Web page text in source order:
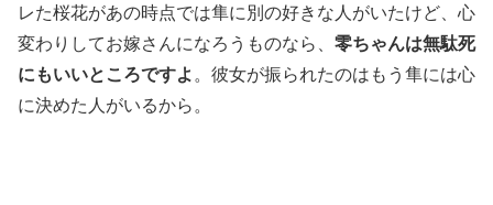
レた桜花があの時点では隼に別の好きな人がいたけど、心
変わりしてお嫁さんになろうものなら、 零ちゃんは無駄死
にもいいところですよ 。彼女が振られたのはもう隼には心
に決めた人がいるから。